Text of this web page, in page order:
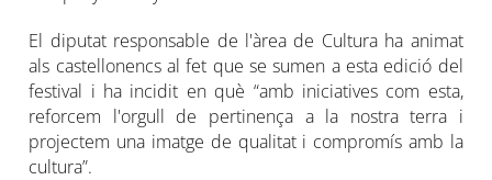
El diputat responsable de l'àrea de Cultura ha animat
als castellonencs al fet que se sumen a esta edició del
festival i ha incidit en què “amb iniciatives com esta,
reforcem l'orgull de pertinença a la nostra terra i
projectem una imatge de qualitat i compromís amb la
cultura”.